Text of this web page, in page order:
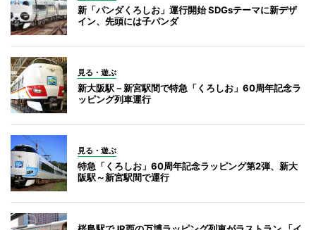
新「パンダくろしお」運行開始 SDGsテーマに新デザ
イン、先頭には子パンダ
見る・遊ぶ
新大阪駅－新宮駅間で特急「くろしお」60周年記念ラ
ッピング列車運行
見る・遊ぶ
特急「くろしお」60周年記念ラッピング第2弾、新大
阪駅～新宮駅間で運行